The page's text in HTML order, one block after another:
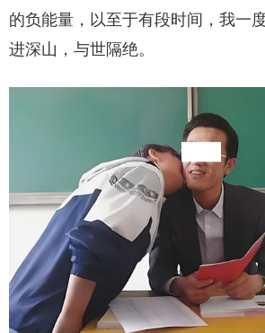
的负能量，以至于有段时间，我一
进深山，与世隔绝。